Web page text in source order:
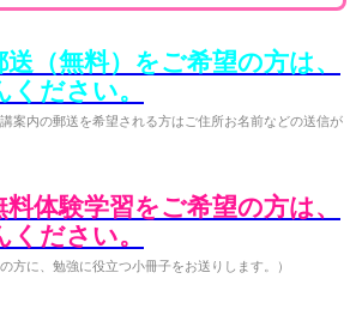
（無料）をご希望の方は、
ださい。
案内の郵送を希望される方はご住所お名前などの送信が
体験学習をご希望の方は、
ださい。
方に、勉強に役立つ小冊子をお送りします。）